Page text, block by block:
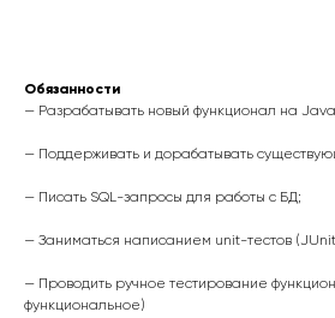
Обязанности
— Разрабатывать новый функционал на
— Поддерживать и дорабатывать
— Писать SQL-запросы для работы с БД;
— Заниматься написанием unit-тестов
— Проводить ручное тестирование
функциональное)